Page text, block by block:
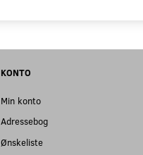
KONTO
Min konto
Adressebog
Ønskeliste